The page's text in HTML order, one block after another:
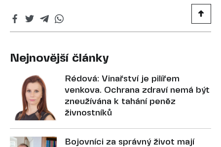
Nejnovější články
Rédová: Vinařství je pilířem
venkova. Ochrana zdraví nemá být
zneužívána k tahání peněz
živnostníků
Bojovníci za správný život mají